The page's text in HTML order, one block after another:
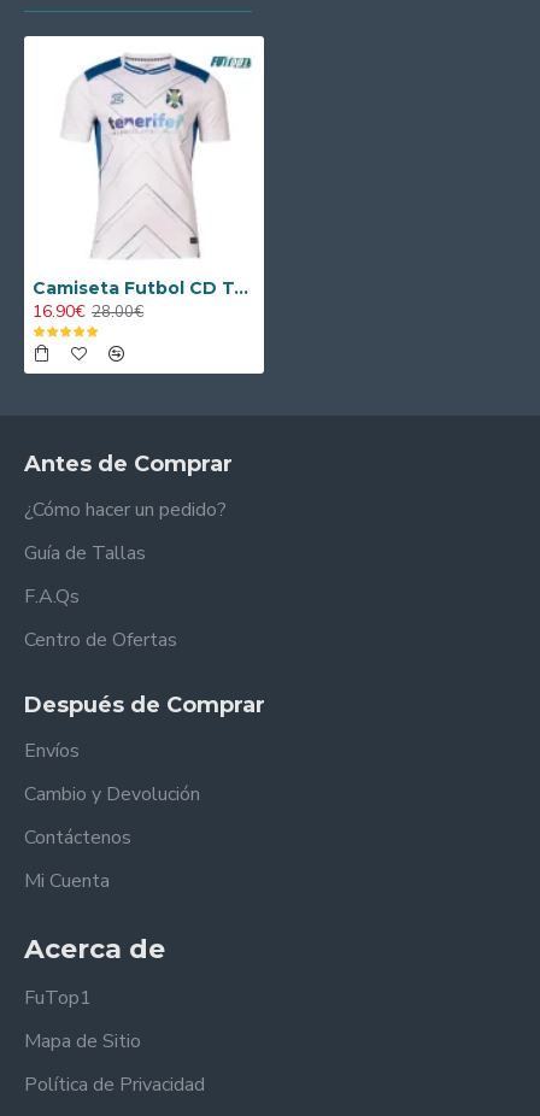
Camiseta Futbol CD Tenerife Home 2025/26
16.90€ 28.00€
Antes de Comprar
¿Cómo hacer un pedido?
Guía de Tallas
F.A.Qs
Centro de Ofertas
Después de Comprar
Envíos
Cambio y Devolución
Contáctenos
Mi Cuenta
Acerca de
FuTop1
Mapa de Sitio
Política de Privacidad